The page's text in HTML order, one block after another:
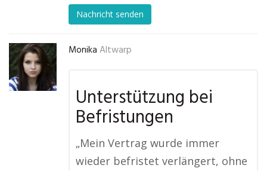
Nachricht senden
Monika Altwarp
Unterstützung bei
Befristungen
„Mein Vertrag wurde immer
wieder befristet verlängert, ohne